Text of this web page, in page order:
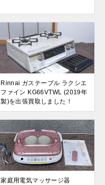
Rinnai ガステーブル ラクシエ
ファイン KG66VTWL (2019年
製)を出張買取しました！
家庭用電気マッサージ器